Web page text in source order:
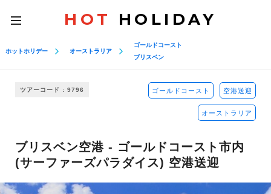
toggle
navigation
HOT HOLIDAY
ホットホリデー オーストラリア
ゴールドコースト
ブリスベン
ツアーコード : 9796 ゴールドコースト 空港送迎
オーストラリア
ブリスベン空港 - ゴールドコースト市内
(サーファーズパラダイス) 空港送迎